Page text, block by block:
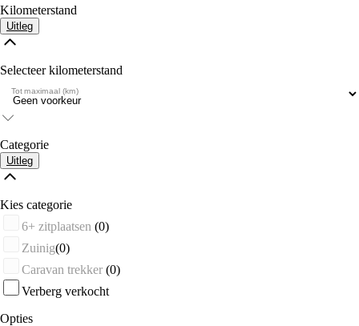
Kilometerstand
Uitleg
Selecteer kilometerstand
Tot maximaal (km)
Categorie
Uitleg
Kies categorie
6+ zitplaatsen (0)
Zuinig(0)
Caravan trekker (0)
Verberg verkocht
Opties